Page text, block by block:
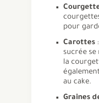
pour
Carottes
sucrée se
la
au cake.
Graines